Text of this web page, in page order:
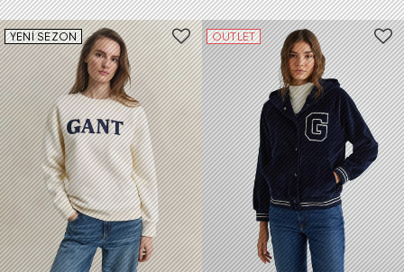
YENİ SEZON OUTLET